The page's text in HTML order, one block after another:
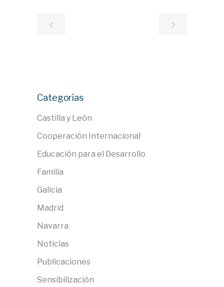
Categorías
Castilla y León
Cooperación Internacional
Educación para el Desarrollo
Familia
Galicia
Madrid
Navarra
Noticias
Publicaciones
Sensibilización